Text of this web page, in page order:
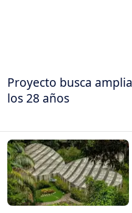
Proyecto busca
los 28 años